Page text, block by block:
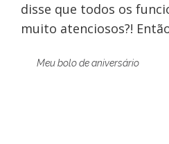
disse que todos os
muito atenciosos?!
Meu bolo de aniversário